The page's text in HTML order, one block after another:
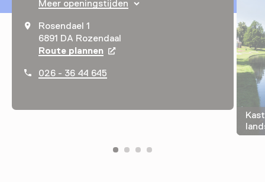
Meer openingstijden
Rosendael 1
6891 DA Rozendaal
Route plannen Opent in een nieuw tabblad
026 - 36 44 645